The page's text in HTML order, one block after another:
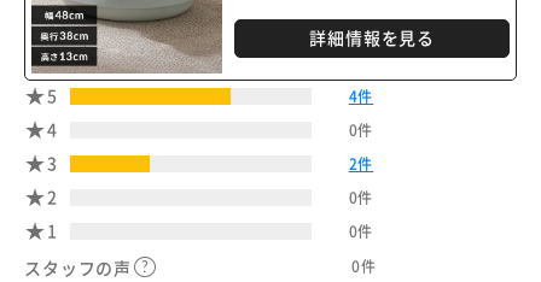
詳細情報を見る
5 4件
4 0件
3 2件
2 0件
1 0件
スタッフの声 0件